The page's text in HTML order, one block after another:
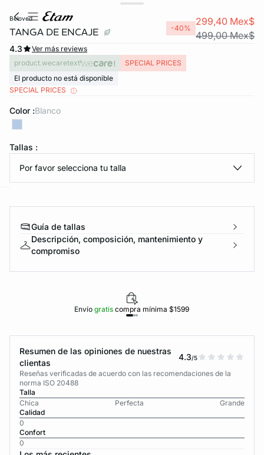
DE PANTIES
ahora
beloved
TANGA DE ENCAJE -40%
299,40 Mex$
499,00 Mex$
4.3
Ver más reviews
product.wecaretext
SPECIAL PRICES
El producto no está disponible
SPECIAL PRICES
Color : blanco
Tallas :
Por favor selecciona tu talla
Guía de tallas
Descripción, composición, mantenimiento y
compromiso
Envíogratiscompra mínima $1599
Resumen de las opiniones de nuestras
clientas
4.3/5
Reseñas verificadas de acuerdo con las recomendaciones de la
norma ISO 20488
Talla
Chica
Perfecta
Grande
Calidad
0
Confort
0